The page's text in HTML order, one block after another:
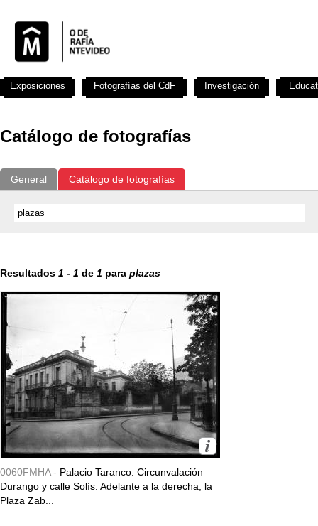
Catálogo de fotografías
General Catálogo de fotografías
Resultados 1 - 1 de 1 para plazas
0060FMHA - Palacio Taranco. Circunvalación
Durango y calle Solís. Adelante a la derecha, la
Plaza Zab...
Exposiciones Fotografías del CdF Investigación